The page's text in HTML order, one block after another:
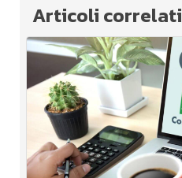
Articoli correlati